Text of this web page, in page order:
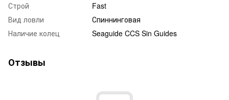
Строй
Fast
Вид ловли
Спиннинговая
Наличие колец
Seaguide CCS Sin Guides
Отзывы